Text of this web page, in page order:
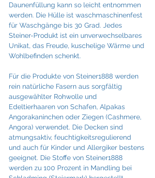
Daunenfüllung kann so leicht entnommen
werden. Die Hülle ist waschmaschinenfest
für Waschgänge bis 30 Grad. Jedes
Steiner-Produkt ist ein unverwechselbares
Unikat, das Freude, kuschelige Wärme und
Wohlbefinden schenkt.
Für die Produkte von Steiner1888 werden
rein natürliche Fasern aus sorgfältig
ausgewählter Rohwolle und
Edeltierhaaren von Schafen, Alpakas
Angorakaninchen oder Ziegen (Cashmere,
Angora) verwendet. Die Decken sind
atmungsaktiv, feuchtigkeitsregulierend
und auch für Kinder und Allergiker bestens
geeignet. Die Stoffe von Steiner1888
werden zu 100 Prozent in Mandling bei